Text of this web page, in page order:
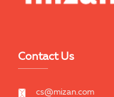
Contact Us
cs@mizan.com